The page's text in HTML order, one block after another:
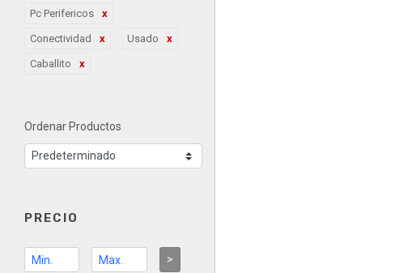
Pc Perifericos
Conectividad Usado
Caballito
Ordenar Productos
PRECIO
>